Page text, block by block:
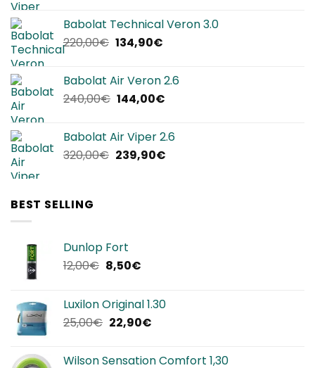
era:
280,00€.
è:
Babolat Technical Veron 3.0
220,00€ Il
era:
220,00€.
134,90€Il
è:
134,90€.
Babolat Air Veron 2.6
240,00€ Il
era:
240,00€.
144,00€Il
è:
144,00€.
Babolat Air Viper 2.6
320,00€ Il
239,90€Il
BEST SELLING
Dunlop Fort
12,00€ Il
era:
12,00€.
8,50€Il
è:
8,50€.
Luxilon Original 1.30
25,00€ Il
22,90€Il
Wilson Sensation Comfort 1,30